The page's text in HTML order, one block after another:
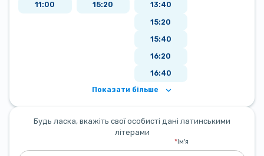
11:00
15:20
13:40
15:20
15:40
16:20
16:40
Показати більше
Будь ласка, вкажіть свої особисті дані латинськими
літерами
Ім'я
*